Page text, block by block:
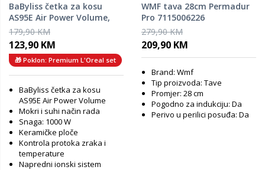
BaByliss četka za kosu
AS95E Air Power Volume,
1000 W
179,90 KM
123,90 KM
🎁 Poklon: Premium L'Oreal set
BaByliss četka za kosu
AS95E Air Power Volume
Mokri i suhi način rada
Snaga: 1000 W
Keramičke ploče
Kontrola protoka zraka i
temperature
Napredni ionski sistem
WMF tava 28cm Permadur
Pro 7115006226
279,90 KM
209,90 KM
Brand: Wmf
Tip proizvoda: Tave
Promjer: 28 cm
Pogodno za indukciju: Da
Perivo u perilici posuđa: Da